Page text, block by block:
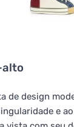
alto
de design
e